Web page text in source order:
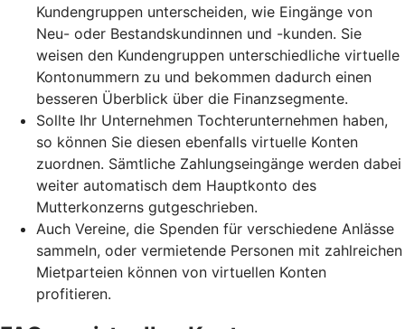
Kundengruppen unterscheiden, wie Eingänge von
Neu- oder Bestandskundinnen und -kunden. Sie
weisen den Kundengruppen unterschiedliche virtuelle
Kontonummern zu und bekommen dadurch einen
besseren Überblick über die Finanzsegmente.
Sollte Ihr Unternehmen Tochterunternehmen haben,
so können Sie diesen ebenfalls virtuelle Konten
zuordnen. Sämtliche Zahlungseingänge werden dabei
weiter automatisch dem Hauptkonto des
Mutterkonzerns gutgeschrieben.
Auch Vereine, die Spenden für verschiedene Anlässe
sammeln, oder vermietende Personen mit zahlreichen
Mietparteien können von virtuellen Konten
profitieren.